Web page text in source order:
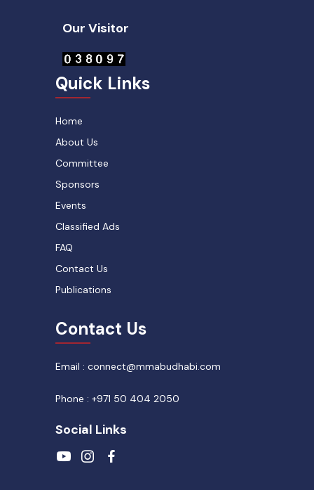
Our Visitor
Quick Links
Home
About Us
Committee
Sponsors
Events
Classified Ads
FAQ
Contact Us
Publications
Contact Us
Email : connect@mmabudhabi.com
Phone : +971 50 404 2050
Social Links